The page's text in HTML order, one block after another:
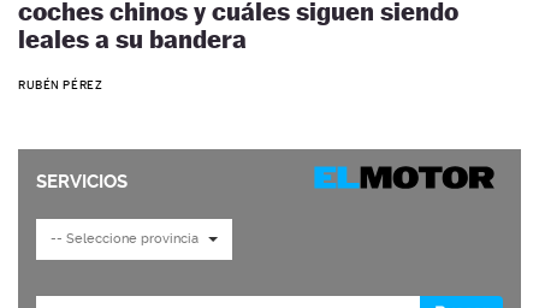
coches chinos y cuáles siguen siendo
leales a su bandera
RUBÉN PÉREZ